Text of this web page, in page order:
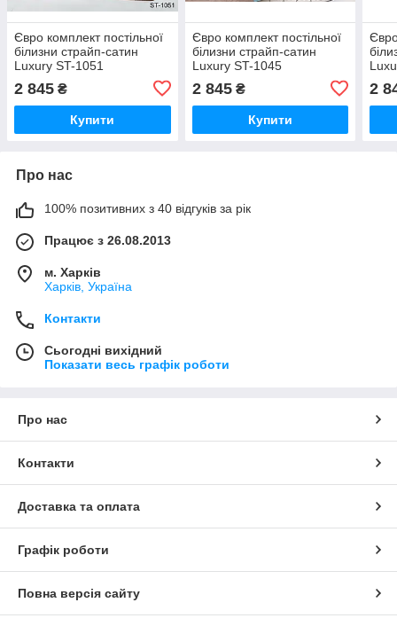
Євро комплект постільної
білизни страйп-сатин
Luxury ST-1051
2 845 ₴
Купити
Євро комплект постільної
білизни страйп-сатин
Luxury ST-1045
2 845₴
Купити
2
Про нас
100% позитивних з 40 відгуків за рік
Працює з 26.08.2013
м. Харків
Харків, Україна
Контакти
Сьогодні вихідний
Показати весь графік роботи
Про нас
Контакти
Доставка та оплата
Графік роботи
Повна версія сайту